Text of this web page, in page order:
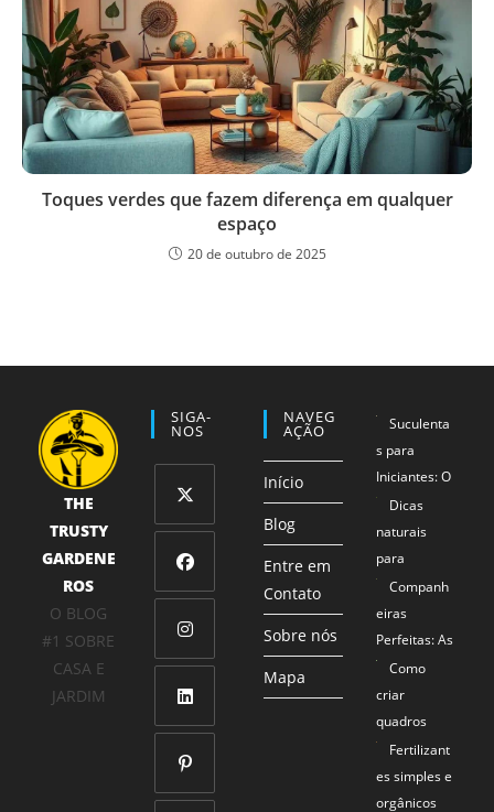
Toques verdes que fazem diferença em qualquer
espaço
20 de outubro de 2025
THE
TRUSTY
GARDENE
ROS
O BLOG
#1 SOBRE
CASA E
JARDIM
SIGA-
NOS
Abre
uma
nova
Abre
uma
nova
Abre
uma
nova
Abre
uma
Abre
NAVEG
AÇÃO
Início
Blog
Entre em
Contato
Sobre nós
Mapa
Suculenta
s para
Iniciantes: O
Método 1-2-
3 que
Garante
Sucesso
Mesmo para
Mãos Não
Tão Verdes
Dicas
naturais
para
proteger
seus
alimentos
Companh
eiras
Perfeitas: As
Combinaçõe
s de Plantas
que se
Ajudam
Mutuamente
a Prosperar
Como
criar
quadros
com plantas
naturais
Fertilizant
es simples e
orgânicos